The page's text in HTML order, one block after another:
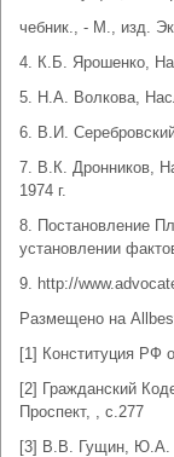
чебник., - М., изд.
4. К.Б. Ярошенко,
5. Н.А. Волкова,
6. В.И.
7. В.К. Дронников,
1974 г.
8. Постановление
установлении
9. http://
Размещено на
[1] Конституция РФ
[2] Гражданский
Проспект, , с.277
[3] В.В. Гущин, Ю.А.